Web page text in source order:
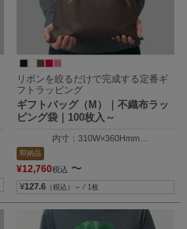
リボンを絞るだけで完成する定番ギ
フトラッピング
ギフトバッグ（M）｜不織布ラッ
ピング袋｜100枚入～
内寸：310W×360Hmm
即納品
¥12,760税込 〜
¥127.6 （税込）～ ⁄ 1枚